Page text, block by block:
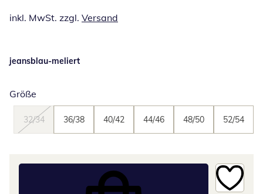
inkl. MwSt. zzgl. Versand
jeansblau-meliert
Größe
32/34 36/38 40/42 44/46 48/50 52/54